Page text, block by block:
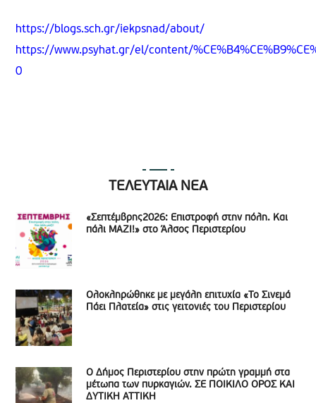
https://blogs.sch.gr/iekpsnad/about/
https://www.psyhat.gr/el/content/
0
ΤΕΛΕΥΤΑΙΑ ΝΕΑ
«Σεπτέμβρης2026: Επιστροφή στην πόλη. Και
πάλι ΜΑΖΙ!» στο Άλσος Περιστερίου
Ολοκληρώθηκε με μεγάλη επιτυχία «Το Σινεμά
Πάει Πλατεία» στις γειτονιές του Περιστερίου
Ο Δήμος Περιστερίου στην πρώτη γραμμή στα
μέτωπα των πυρκαγιών. ΣΕ ΠΟΙΚΙΛΟ ΟΡΟΣ ΚΑΙ
ΔΥΤΙΚΗ ΑΤΤΙΚΗ